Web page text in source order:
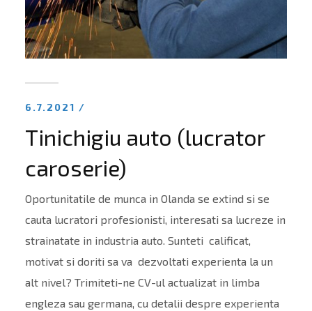
6.7.2021 /
Tinichigiu auto (lucrator
caroserie)
Oportunitatile de munca in Olanda se extind si se
cauta lucratori profesionisti, interesati sa lucreze in
strainatate in industria auto. Sunteti calificat,
motivat si doriti sa va dezvoltati experienta la un
alt nivel? Trimiteti-ne CV-ul actualizat in limba
engleza sau germana, cu detalii despre experienta